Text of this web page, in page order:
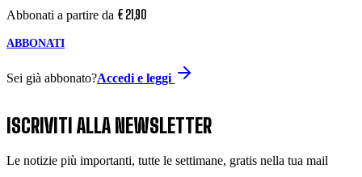
Abbonati a partire da € 21,90
ABBONATI
Sei già abbonato?Accedi e leggi
ISCRIVITI ALLA NEWSLETTER
Le notizie più importanti, tutte le settimane, gratis nella tua mail